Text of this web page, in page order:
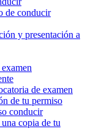
de conducir
y presentación a
de examen
de tu permiso
conducir
copia de tu